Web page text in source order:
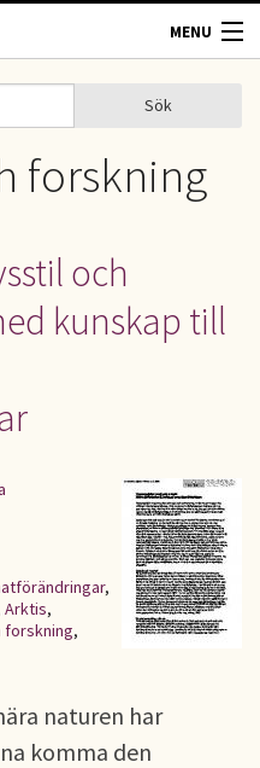
MENU
Sök
forskning
och
kunskap till
,
Arktis,
forskning,
naturen har
komma den